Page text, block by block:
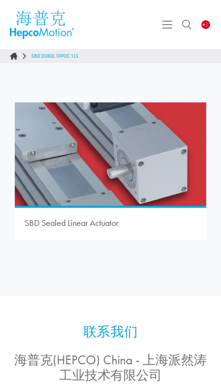
SBD2080L1090C1LS
SBD Sealed Linear Actuator
海普克(HEPCO) China - 上海派然涛
工业技术有限公司